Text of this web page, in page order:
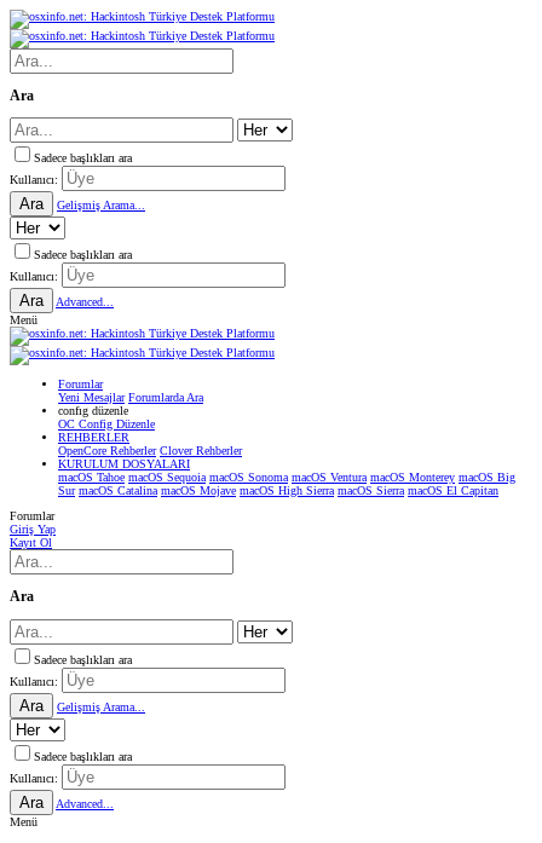
Ara
Sadece başlıkları ara
Kullanıcı:
Ara Gelişmiş Arama...
Sadece başlıkları ara
Kullanıcı:
Ara
Advanced...
Menü
Forumlar
Yeni Mesajlar Forumlarda Ara
confıg düzenle
OC Config Düzenle
REHBERLER
OpenCore Rehberler Clover Rehberler
KURULUM DOSYALARI
macOS Tahoe macOS Sequoia macOS Sonoma macOS Ventura macOS Monterey macOS Big
Sur macOS Catalina macOS Mojave macOS High Sierra macOS Sierra macOS El Capitan
Forumlar
Giriş Yap
Kayıt Ol
Ara
Sadece başlıkları ara
Kullanıcı:
Ara Gelişmiş Arama...
Sadece başlıkları ara
Kullanıcı:
Ara
Advanced...
Menü